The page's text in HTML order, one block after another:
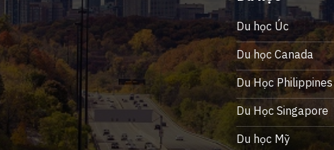
Du học Úc
Du học Canada
Du Học Philippines
Du Học Singapore
Du học Mỹ